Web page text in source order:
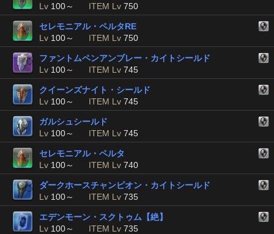
Lv 100～ ITEM Lv 750
セレモニアル・ペルタRE
Lv 100～ ITEM Lv 750
ファントムペンアンブレー・カイトシールド
Lv 100～ ITEM Lv 745
クイーンズナイト・シールド
Lv 100～ ITEM Lv 745
ガルシュシールド
Lv 100～ ITEM Lv 745
セレモニアル・ペルタ
Lv 100～ ITEM Lv 740
ダークホースチャンピオン・カイトシールド
Lv 100～ ITEM Lv 735
エデンモーン・スクトゥム【絶】
Lv 100～ ITEM Lv 735